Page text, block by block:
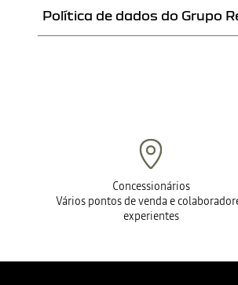
Política de dados do Grupo
Concessionários
Vários pontos de venda e
experientes